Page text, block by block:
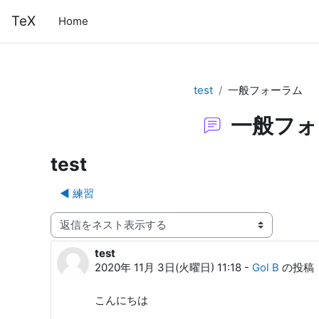
TeX Home
test 一般フォーラム
一般フ
test
◀︎ 練習
表示モード
test
2020年 11月 3日(火曜日) 11:18 - Gol B の投稿
返信数: 0
こんにちは